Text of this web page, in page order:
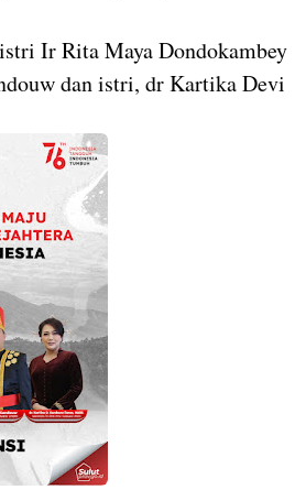
Ir Rita Maya Dondokambey
dan istri, dr Kartika Devi